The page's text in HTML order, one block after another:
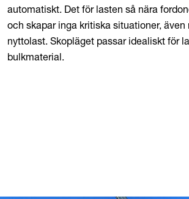
automatiskt. Det för lasten så nära
och skapar inga kritiska situationer,
nyttolast. Skopläget passar idealiskt för
bulkmaterial.